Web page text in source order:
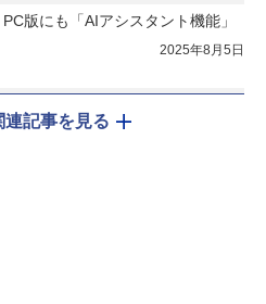
版にも「AIアシスタント機能」
2025年8月5日
連記事を見る